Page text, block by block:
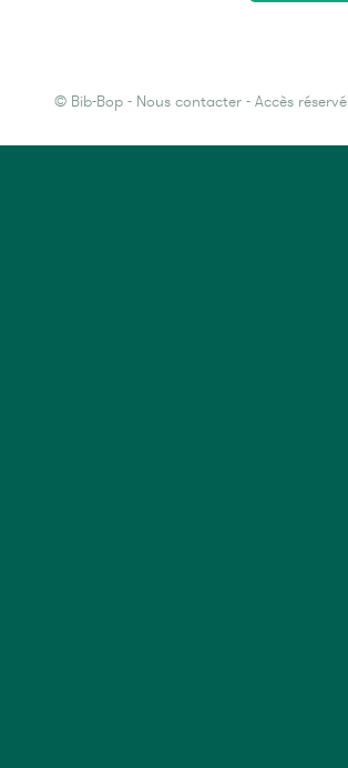
© Bib-Bop - Nous contacter - Accès réservé